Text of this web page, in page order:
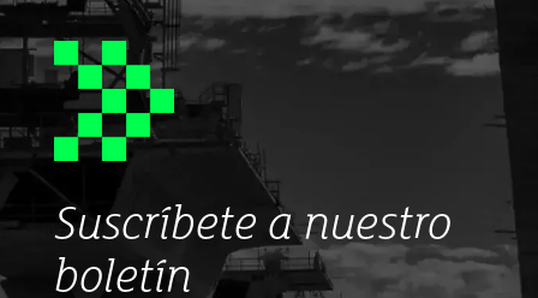
Suscríbete a nuestro
boletín